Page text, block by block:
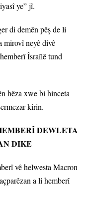
ye” jî.
di demên pêş de li
mirovî neyê divê
Îsraîlê tund
hêza xwe bi hinceta
kirin.
DEWLETA
DIKE
vê helwesta Macron
a li hemberî